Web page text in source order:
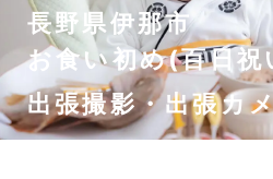
長野県伊那市
お食い初め(百日祝
出張撮影・出張カ